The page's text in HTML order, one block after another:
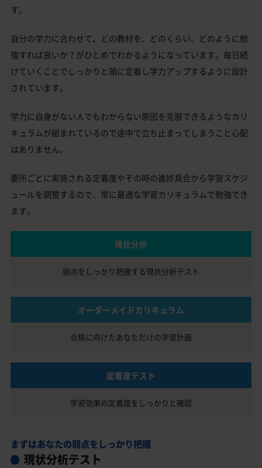
す。
自分の学力に合わせて、どの教材を、どのくらい、どのように勉
強すれば良いか？がひとめでわかるようになっています。毎日続
けていくことでしっかりと頭に定着し学力アップするように設計
されています。
学力に自身がない人でもわからない原因を克服できるようなカリ
キュラムが組まれているので途中で立ち止まってしまうこと心配
はありません。
要所ごとに実施される定着度やその時の進捗具合から学習スケジ
ュールを調整するので、常に最適な学習カリキュラムで勉強でき
ます。
現状分析
弱点をしっかり把握する現状分析テスト
オーダーメイドカリキュラム
合格に向けたあなただけの学習計画
定着度テスト
学習効果の定着度を しっかりと確認
まずはあなたの弱点をしっかり把握
現状分析テスト